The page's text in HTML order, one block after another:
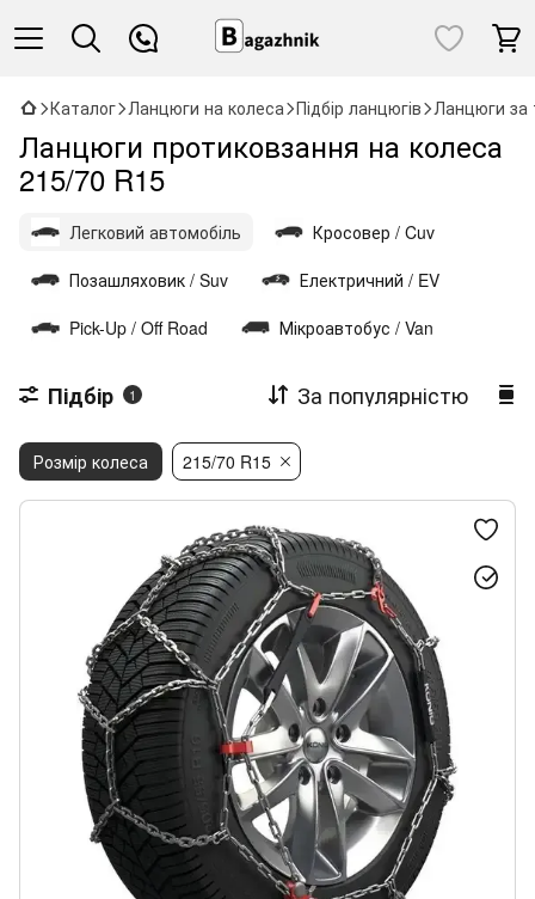
Каталог Ланцюги на колеса Підбір ланцюгів Ланцюги за
Ланцюги протиковзання на колеса
215/70 R15
Легковий автомобіль
Кросовер / Cuv
Позашляховик / Suv
Електричний / EV
Pick-Up / Off Road
Мікроавтобус / Van
Підбір 1 За популярністю
Розмір колеса 215/70 R15